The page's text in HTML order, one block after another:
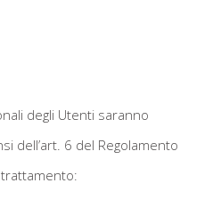
degli Utenti saranno
dell’art. 6 del Regolamento